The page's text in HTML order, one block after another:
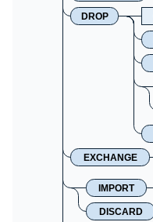
DROP
EXCHANGE
IMPORT
DISCARD